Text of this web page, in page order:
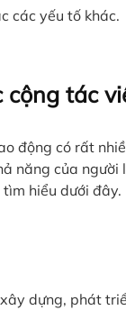
các yếu tố khác.
cộng tác
động có rất
năng của
hiểu dưới đây.
dựng, phát